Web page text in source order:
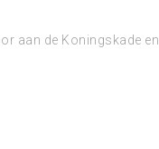
aan de Koningskade en